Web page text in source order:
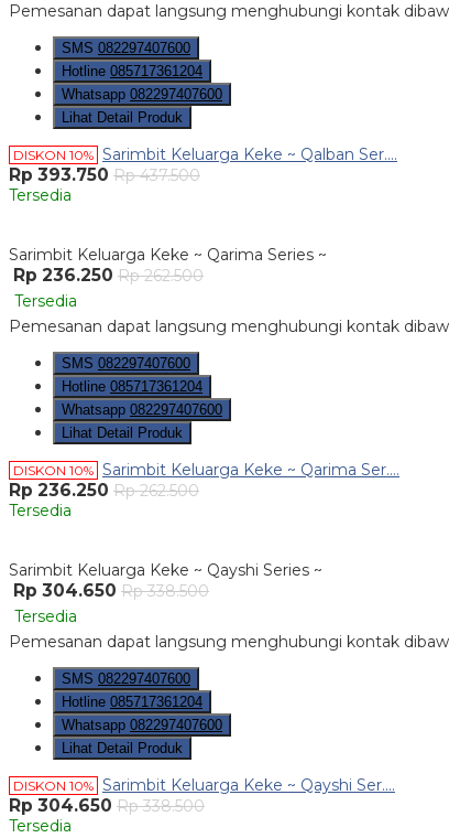
Pemesanan dapat langsung menghubungi kontak
SMS 082297407600
Hotline 085717361204
Whatsapp 082297407600
Lihat Detail Produk
DISKON 10% Sarimbit Keluarga Keke ~ Qalban Ser....
Rp 393.750 Rp 437.500
Tersedia
Sarimbit Keluarga Keke ~ Qarima Series ~
Rp 236.250 Rp 262.500
Tersedia
Pemesanan dapat langsung menghubungi kontak
SMS 082297407600
Hotline 085717361204
Whatsapp 082297407600
Lihat Detail Produk
DISKON 10% Sarimbit Keluarga Keke ~ Qarima Ser....
Rp 236.250 Rp 262.500
Tersedia
Sarimbit Keluarga Keke ~ Qayshi Series ~
Rp 304.650 Rp 338.500
Tersedia
Pemesanan dapat langsung menghubungi kontak
SMS 082297407600
Hotline 085717361204
Whatsapp 082297407600
Lihat Detail Produk
DISKON 10% Sarimbit Keluarga Keke ~ Qayshi Ser....
Rp 304.650 Rp 338.500
Tersedia